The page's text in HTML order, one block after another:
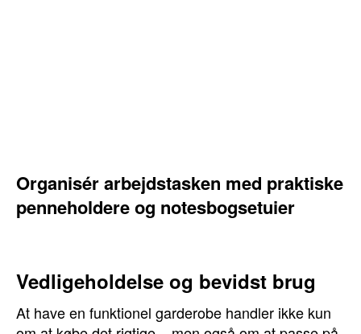
Organisér arbejdstasken med praktiske
penneholdere og notesbogsetuier
Vedligeholdelse og bevidst brug
At have en funktionel garderobe handler ikke kun